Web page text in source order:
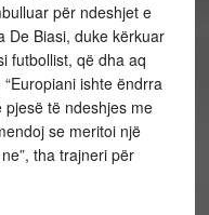
për ndeshjet e
De Biasi, duke kërkuar
futbollist, që dha aq
ishte ëndrra
të ndeshjes me
se meritoi një
tha trajneri për